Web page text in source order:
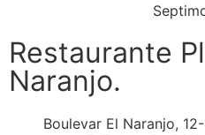
Restaurante
Naranjo.
Boulevar El Naranjo,